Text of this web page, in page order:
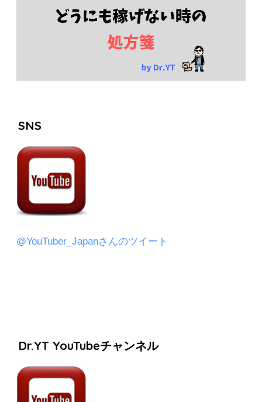
SNS
@YouTuber_Japanさんのツイート
Dr.YT YouTubeチャンネル